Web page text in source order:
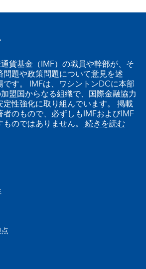
貨基金（IMF）の職員や幹部が、そ
題や政策問題について意見を述
す。 IMFは、ワシントンDCに本部
盟国からなる組織で、国際金融協力
性強化に取り組んでいます。 掲載
のもので、必ずしもIMFおよびIMF
のではありません。 続きを読む